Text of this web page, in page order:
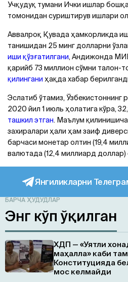
Учқудуқ тумани Ички ишлар
томонидан суриштирув ишлари
Aввалроқ Қувада ҳамкорликда
танишидан 25 минг долларни
иши қўзғатилгани, Aндижонда
қарийб 73 миллион сўмни талон-
қилингани ҳақда хабар
Эслатиб ўтамиз, Ўзбекистоннинг
2020 йил 1 июль ҳолатига кўра,
ташкил этган. Маълум
захиралари ҳали ҳам заиф
барчаси монетар олтин (19,4
валютада (12,4 миллиард доллар)
Янгиликларни
БАРЧА ҲУДУДЛАР
Энг кўп ўқилган
ХДП — «Уятли
маҳалла» каби
Конституцияда
мос келмайди